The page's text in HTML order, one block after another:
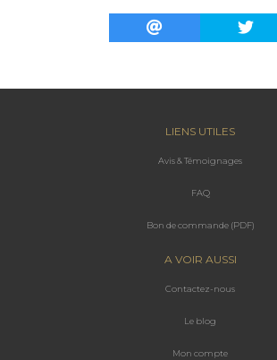
LIENS UTILES
Avis & Témoignages
FAQ
Bon de commande (PDF)
A VOIR AUSSI
Contactez-nous
Le blog
Mon compte